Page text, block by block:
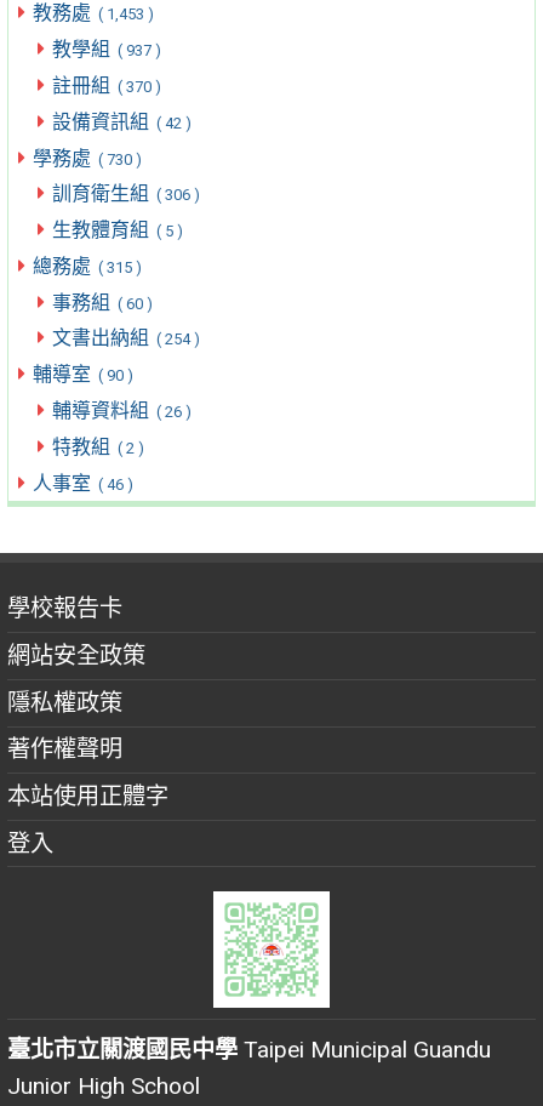
教務處 ( 1,453 )
教學組 ( 937 )
註冊組 ( 370 )
設備資訊組 ( 42 )
學務處 ( 730 )
訓育衛生組 ( 306 )
生教體育組 ( 5 )
總務處 ( 315 )
事務組 ( 60 )
文書出納組 ( 254 )
輔導室 ( 90 )
輔導資料組 ( 26 )
特教組 ( 2 )
人事室 ( 46 )
學校報告卡
網站安全政策
隱私權政策
著作權聲明
本站使用正體字
登入
臺北市立關渡國民中學 Taipei Municipal Guandu
Junior High School